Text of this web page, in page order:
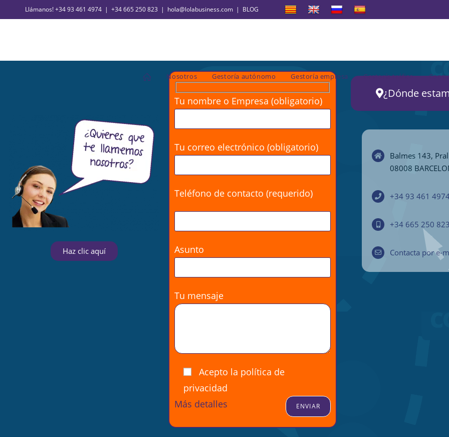
Llámanos!+34 93 461 4974 | +34 665 250 823 | hola@lolabusiness.com | BLOG
Nosotros Gestoría autónomo Gestoría empresa Gestoría tráfico
Haz clic aquí
Tu nombre o Empresa (obligatorio)
Tu correo electrónico (obligatorio)
Teléfono de contacto (requerido)
Asunto
Tu mensaje
Acepto la política de
privacidad
Más detalles
¿Dónde
Balmes 143,
08008
+34 93 461
+34 665 250
Contacta por e-